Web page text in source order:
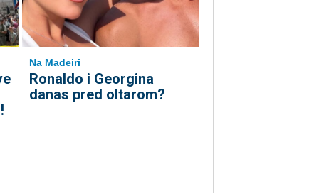
Na Madeiri
Ronaldo i Georgina
danas pred oltarom?